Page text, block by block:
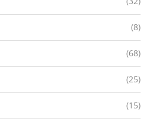
(8)
(68)
(25)
(15)